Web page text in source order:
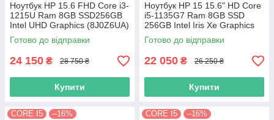
Ноутбук HP 15.6 FHD Core i3-
1215U Ram 8GB SSD256GB
Intel UHD Graphics (8J0Z6UA)
12733
Готово до відправки
24 150 ₴ 28 750 ₴
Купити
Ноутбук HP 15 15.6" HD Сore
i5-1135G7 Ram 8GB SSD
256GB Intel Iris Xe Graphics
Готово до відправки
22 050 ₴ 26 250 ₴
Купити
CORE I5 –16% CORE I5 –16%